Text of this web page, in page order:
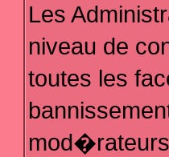
Les
niveau de
toutes les